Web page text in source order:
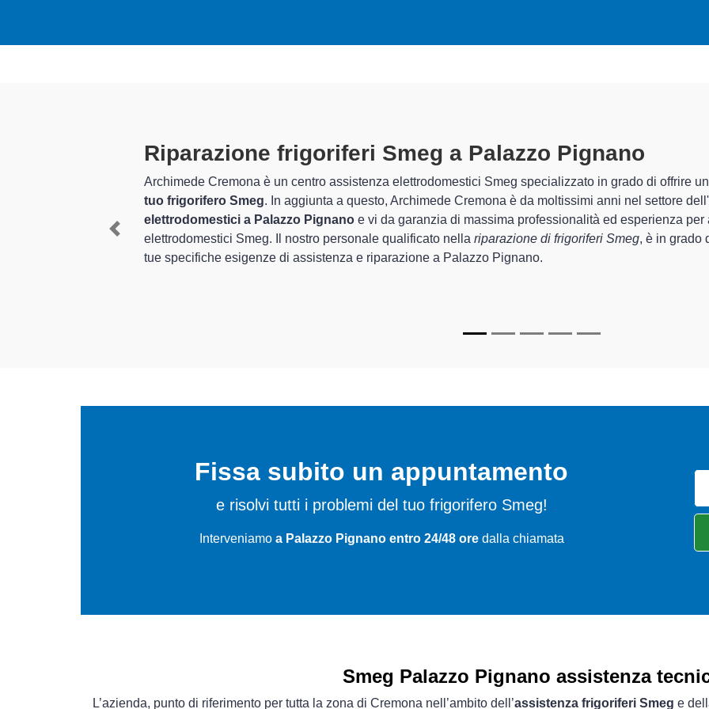
grado di offrire un servizio completo per lariparazione del
nel settore dell'assistenza eriparazione di
esperienza per assistenza e riparazione di grandi
, è in grado di offrire unservizio personalizzatoper le
Tecnici Frigoriferi Smeg A
I tecnici specializzati di Archimede Cremona sono
provincia per quel che riguarda la sistemazione e
corretto funzionamento degli apparecchi.
In più,i tecnici Smeg specializzatidi Archimede
riparare per farli tornare perfettamente funzionanti e
Previous
Fissa subito un appuntamento
e risolvi tutti i problemi del tuo frigorifero Smeg!
Interveniamo a Palazzo Pignano entro 24/48 oredalla chiamata
Smeg Palazzo Pignano assistenza
L’azienda, punto di riferimento per tutta la zona di Cremona nell’ambito dell’assistenza frigoriferi Smeg e